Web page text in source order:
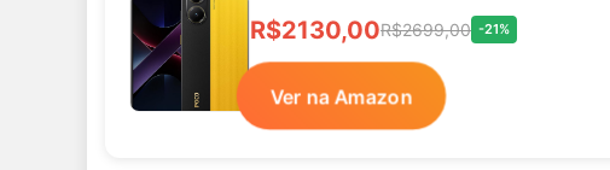
R$2130,00R$2699,00 -21%
Ver na Amazon